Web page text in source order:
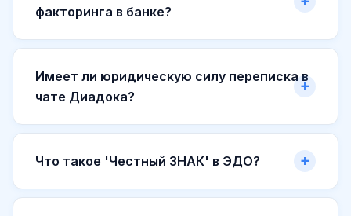
факторинга в банке?
Имеет ли юридическую силу переписка в
чате Диадока?
Что такое 'Честный ЗНАК' в ЭДО?